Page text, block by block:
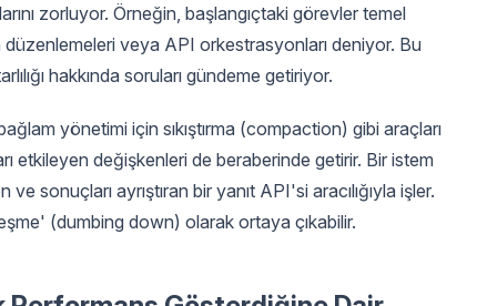
zorluyor. Örneğin, başlangıçtaki görevler temel
veya API orkestrasyonları deniyor. Bu
hakkında soruları gündeme getiriyor.
yönetimi için sıkıştırma (compaction) gibi araçları
etkileyen değişkenleri de beraberinde getirir. Bir istem
sonuçları ayrıştıran bir yanıt API'si aracılığıyla işler.
(dumbing down) olarak ortaya çıkabilir.